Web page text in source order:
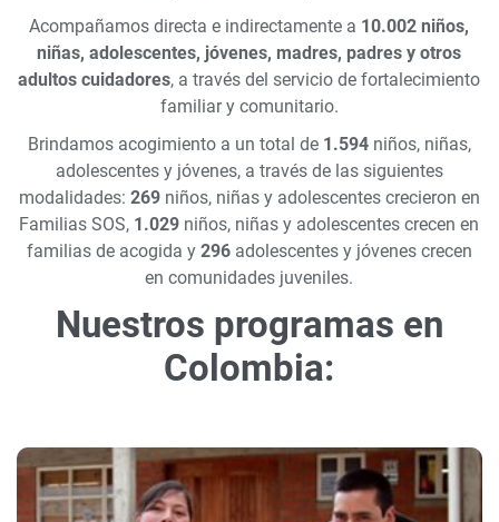
Acompañamos directa e indirectamente a 10.002 niños,
niñas, adolescentes, jóvenes, madres, padres y otros
adultos cuidadores, a través del servicio de fortalecimiento
familiar y comunitario.
Brindamos acogimiento a un total de1.594niños, niñas,
adolescentes y jóvenes, a través de las siguientes
modalidades: 269niños, niñas y adolescentes crecieron en
Familias SOS, 1.029 niños, niñas y adolescentes crecen en
familias de acogida y 296 adolescentes y jóvenes crecen
en comunidades juveniles.
Nuestros programas en
Colombia: